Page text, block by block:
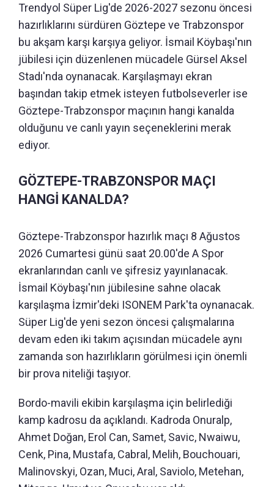
Trendyol Süper Lig'de 2026-2027 sezonu öncesi
hazırlıklarını sürdüren Göztepe ve Trabzonspor
bu akşam karşı karşıya geliyor. İsmail Köybaşı'nın
jübilesi için düzenlenen mücadele Gürsel Aksel
Stadı'nda oynanacak. Karşılaşmayı ekran
başından takip etmek isteyen futbolseverler ise
Göztepe-Trabzonspor maçının hangi kanalda
olduğunu ve canlı yayın seçeneklerini merak
ediyor.
GÖZTEPE-TRABZONSPOR MAÇI
HANGİ KANALDA?
Göztepe-Trabzonspor hazırlık maçı 8 Ağustos
2026 Cumartesi günü saat 20.00'de A Spor
ekranlarından canlı ve şifresiz yayınlanacak.
İsmail Köybaşı'nın jübilesine sahne olacak
karşılaşma İzmir'deki ISONEM Park'ta oynanacak.
Süper Lig'de yeni sezon öncesi çalışmalarına
devam eden iki takım açısından mücadele aynı
zamanda son hazırlıkların görülmesi için önemli
bir prova niteliği taşıyor.
Bordo-mavili ekibin karşılaşma için belirlediği
kamp kadrosu da açıklandı. Kadroda Onuralp,
Ahmet Doğan, Erol Can, Samet, Savic, Nwaiwu,
Cenk, Pina, Mustafa, Cabral, Melih, Bouchouari,
Malinovskyi, Ozan, Muci, Aral, Saviolo, Metehan,